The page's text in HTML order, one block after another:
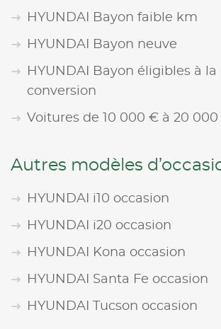
HYUNDAI Bayon faible km
HYUNDAI Bayon neuve
HYUNDAI Bayon éligibles à
conversion
Voitures de 10 000 € à 20
Autres modèles
HYUNDAI i10 occasion
HYUNDAI i20 occasion
HYUNDAI Kona occasion
HYUNDAI Santa Fe occasion
HYUNDAI Tucson occasion